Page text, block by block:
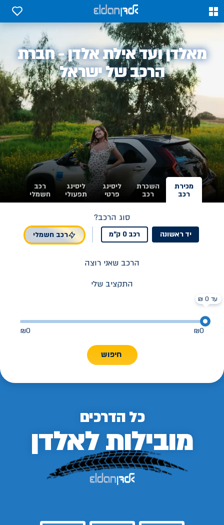
0
0
אלדן
מאלדן ועד אילת אלדן - חברת
הרכב של ישראל
מכירת
רכב
השכרת
רכב
ליסינג
פרטי
ליסינג
תפעולי
רכב
חשמלי
סוג הרכב?
יד ראשונה רכב 0 ק"מ רכב חשמלי
הרכב שאני רוצה
התקציב שלי
₪0
₪0
חיפוש
כל הדרכים
מובילות לאלדן
עד 0 ₪